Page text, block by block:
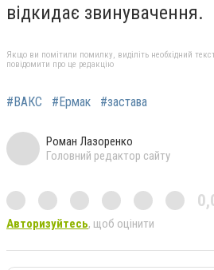
відкидає звинувачення.
Якщо ви помітили помилку, виділіть необхідний
повідомити про це редакцію
#ВАКС #Ермак #застава
Роман Лазоренко
Головний редактор сайту
Авторизуйтесь, щоб оцінити